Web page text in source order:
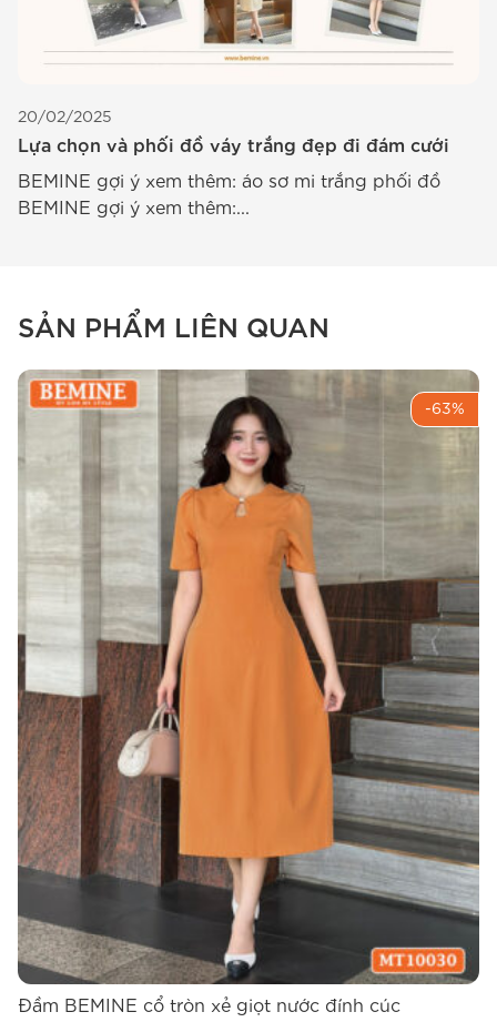
20/02/2025
Lựa chọn và phối đồ váy trắng đẹp đi đám cưới
BEMINE gợi ý xem thêm: áo sơ mi trắng phối đồ
BEMINE gợi ý xem thêm:...
SẢN PHẨM LIÊN QUAN
-63%
Đầm BEMINE cổ tròn xẻ giọt nước đính cúc